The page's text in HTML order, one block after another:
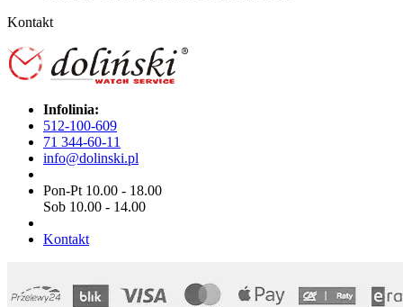
Kontakt
Infolinia:
512-100-609
71 344-60-11
info@dolinski.pl
Pon-Pt 10.00 - 18.00
Sob 10.00 - 14.00
Kontakt